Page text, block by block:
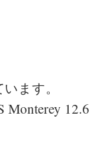
ます。
Monterey 12.6